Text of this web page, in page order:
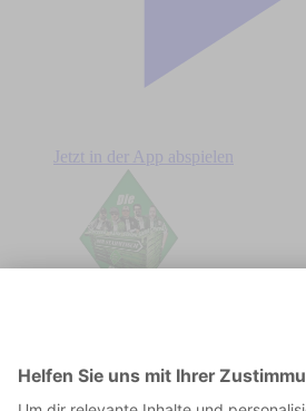
Jetzt in der App abspielen